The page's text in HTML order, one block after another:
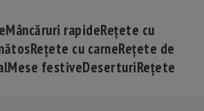
Mâncăruri rapideRețete cu
Rețete cu carneRețete de
Mese festiveDeserturiRețete